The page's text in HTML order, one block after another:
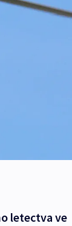
letectva ve